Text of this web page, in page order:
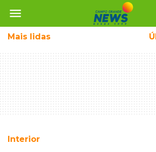
menu
Mais lidas
Interior